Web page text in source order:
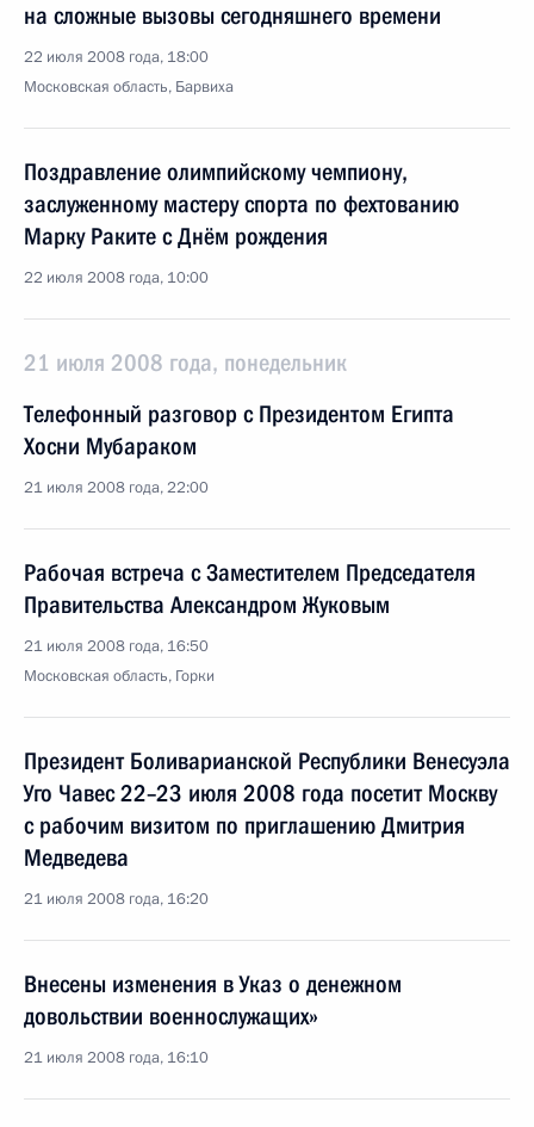
на сложные вызовы сегодняшнего времени
22 июля 2008 года, 18:00
Московская область, Барвиха
Поздравление олимпийскому чемпиону,
заслуженному мастеру спорта по фехтованию
Марку Раките с Днём рождения
22 июля 2008 года, 10:00
21 июля 2008 года, понедельник
Телефонный разговор с Президентом Египта
Хосни Мубараком
21 июля 2008 года, 22:00
Рабочая встреча с Заместителем Председателя
Правительства Александром Жуковым
21 июля 2008 года, 16:50
Московская область, Горки
Президент Боливарианской Республики Венесуэла
Уго Чавес 22–23 июля 2008 года посетит Москву
с рабочим визитом по приглашению Дмитрия
Медведева
21 июля 2008 года, 16:20
Внесены изменения в Указ о денежном
довольствии военнослужащих»
21 июля 2008 года, 16:10